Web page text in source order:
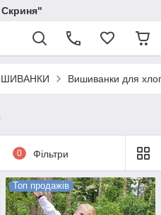
Скриня"
Вишиванки для
0 Фільтри
Топ продажів